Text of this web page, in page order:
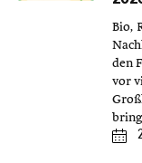
Bio,
den
vor